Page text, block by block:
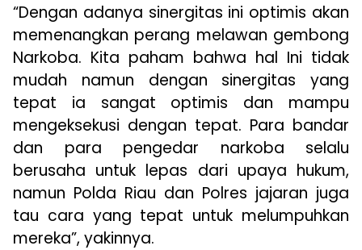
“Dengan adanya sinergitas ini optimis akan
memenangkan perang melawan gembong
Narkoba. Kita paham bahwa hal Ini tidak
mudah namun dengan sinergitas yang
tepat ia sangat optimis dan mampu
mengeksekusi dengan tepat. Para bandar
dan para pengedar narkoba selalu
berusaha untuk lepas dari upaya hukum,
namun Polda Riau dan Polres jajaran juga
tau cara yang tepat untuk melumpuhkan
mereka”, yakinnya.